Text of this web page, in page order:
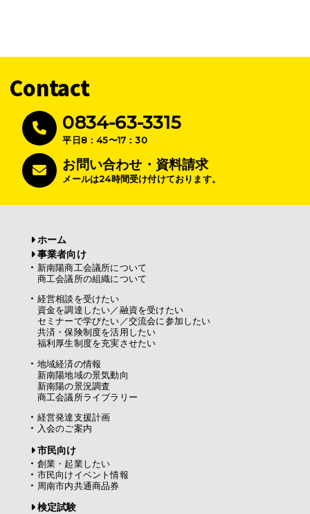
Contact
0834-63-3315
平日8：45〜17：30
お問い合わせ・資料請求
メールは24時間受け付けております。
ホーム
事業者向け
新南陽商工会議所について
商工会議所の組織について
経営相談を受けたい
資金を調達したい／融資を受けたい
セミナーで学びたい／交流会に参加したい
共済・保険制度を活用したい
福利厚生制度を充実させたい
地域経済の情報
新南陽地域の景気動向
新南陽の景況調査
商工会議所ライブラリー
経営発達支援計画
入会のご案内
市民向け
創業・起業したい
市民向けイベント情報
周南市内共通商品券
検定試験